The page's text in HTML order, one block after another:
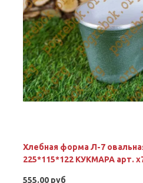
Хлебная форма Л-7
225*115*122 КУКМАРА арт.
555.00 руб